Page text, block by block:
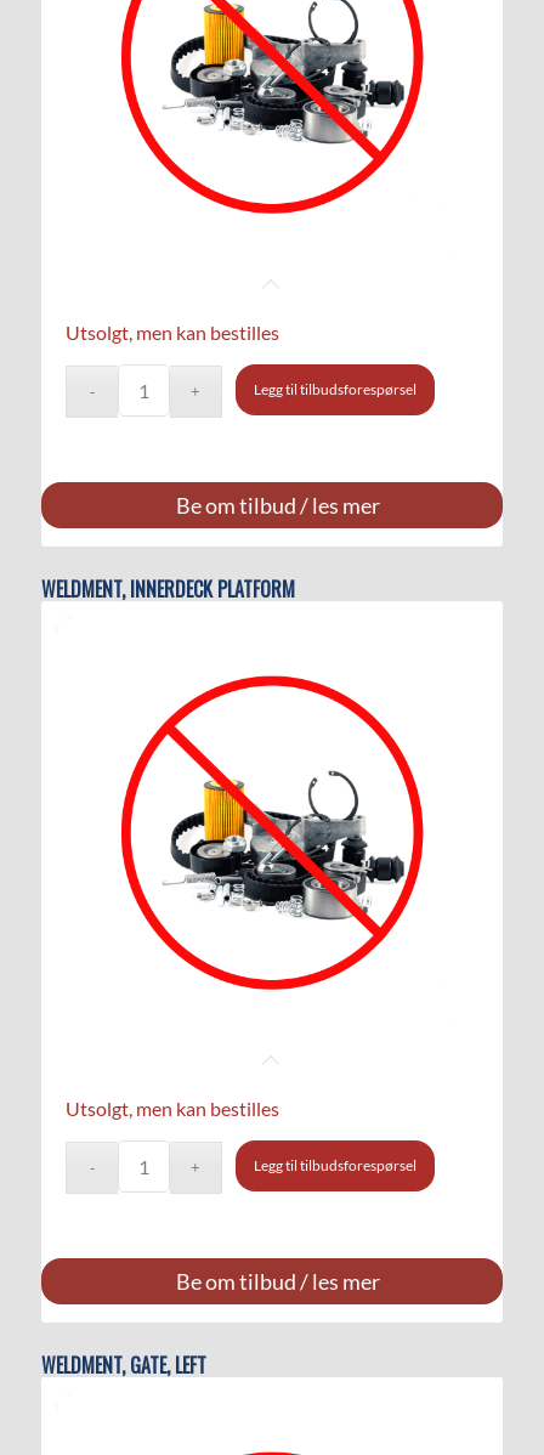
Utsolgt, men kan bestilles
Legg til tilbudsforespørsel
Be om tilbud / les mer
WELDMENT, INNERDECK PLATFORM
Utsolgt, men kan bestilles
Legg til tilbudsforespørsel
Be om tilbud / les mer
WELDMENT, GATE, LEFT